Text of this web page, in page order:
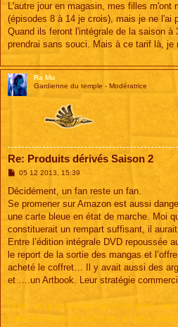
L'autre jour en magasin, mes filles m'ont
(épisodes 8 à 14 je crois), mais je ne l'ai
Quand ils feront l'intégrale de la saison
prendrai sans souci. Mais à ce tarif là, je
Ra Mu
Gardienne du temple - Modératrice
Re: Produits dérivés Saison 2
M
s
a
g
05 12 2013, 15:39
Décidément, un fan reste un fan.
Se promener sur Amazon est aussi
une carte bleue en état de marche. Moi
constituerait un rempart suffisant, il
Entre l’édition intégrale DVD repoussée
le report de la sortie des mangas et
acheté le coffret… Il y avait aussi des
et ….un Artbook. Leur stratégie
Donc, pour tous ceux qui voudraient
collector de Kazé sorti hier, je vous